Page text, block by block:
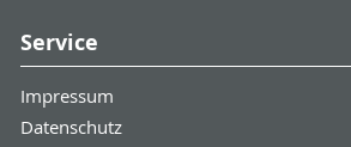
Service
Impressum
Datenschutz